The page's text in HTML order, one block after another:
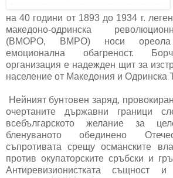
на 40 години от 1893 до 1934 г.
македоно-одринска
(ВМОРО, ВМРО) носи ореола
емоционална обагреност.
организация е надежден щит за
население от Македония и Одринска
Нейният бунтовен заряд,
очертаните държавни граници
всебългарското желание за
бленуваното обединено
съпротивата срещу османските
против окупаторските сръбски и
Антиревизионистката същност и